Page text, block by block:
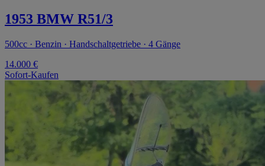
1953 BMW R51/3
500cc · Benzin · Handschaltgetriebe · 4 Gänge
14.000 €
Sofort-Kaufen